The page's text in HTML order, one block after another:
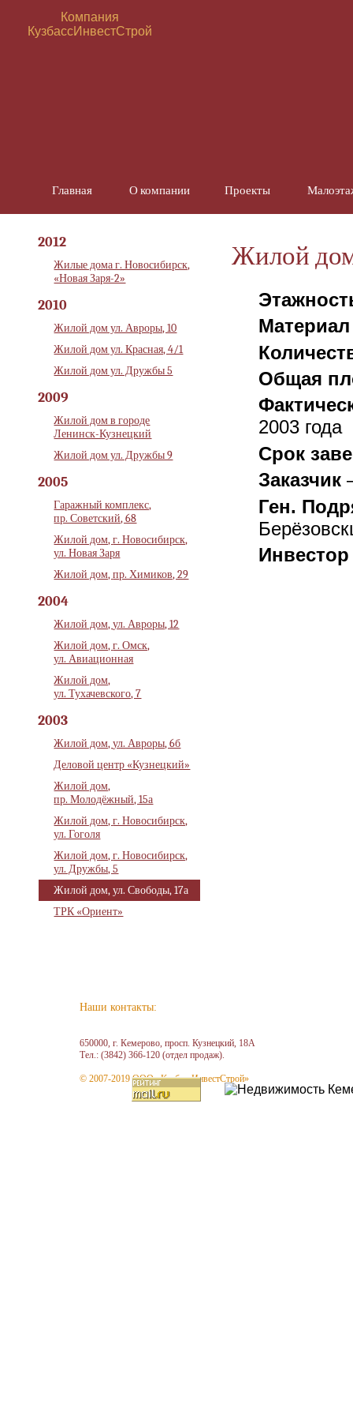
Компания
КузбассИнвестСтрой
Главная О компании Проекты
2012
Жилые дома г. Новосибирск,
«Новая Заря-2»
2010
Жилой дом ул. Авроры, 10
Жилой дом ул. Красная, 4/1
Жилой дом ул. Дружбы 5
2009
Жилой дом в городе
Ленинск-Кузнецкий
Жилой дом ул. Дружбы 9
2005
Гаражный комплекс,
пр. Советский, 68
Жилой дом,г. Новосибирск,
ул. Новая Заря
Жилой дом,пр. Химиков, 29
2004
Жилой дом,ул. Авроры, 12
Жилой дом,г. Омск,
ул. Авиационная
Жилой дом,
ул. Тухачевского, 7
2003
Жилой дом,ул. Авроры, 6б
Деловой центр «Кузнецкий»
Жилой дом,
пр. Молодёжный, 15а
Жилой дом,г. Новосибирск,
ул. Гоголя
Жилой дом,г. Новосибирск,
ул. Дружбы, 5
Жилой дом,ул. Свободы, 17а
ТРК «Ориент»
Жилой
Материал
Общая
2003 года
Срок
Заказчик
Ген.
Инвестор
Наши контакты:
650000, г. Кемерово, просп. Кузнецкий, 18А
Тел.: (3842) 366-120 (отдел продаж).
© 2007-2019 ООО «КузбассИнвестСтрой»